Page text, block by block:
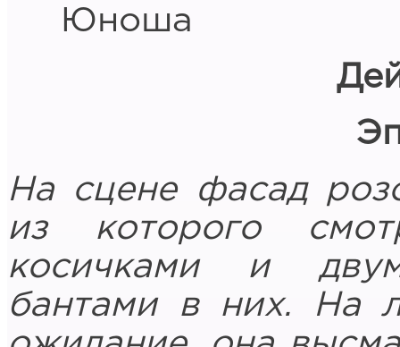
Юноша
На сцене фасад
из которого
косичками и
бантами в них. На